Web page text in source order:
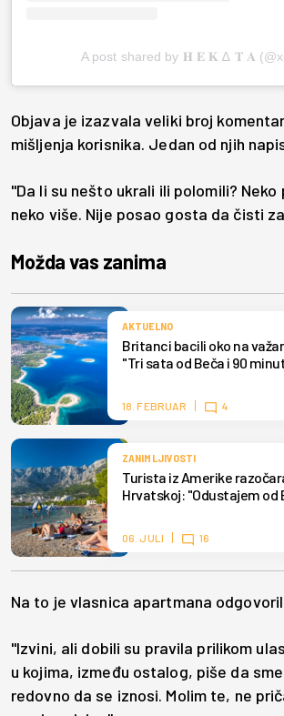
A post shared by 𝐇 𝐄 𝐊 ∆ 𝐓 𝐀
Objava je izazvala veliki broj
mišljenja korisnika. Jedan od njih
"Da li su nešto ukrali ili polomili? Neko
neko više. Nije posao gosta da čisti
Možda vas zanima
AKTUELNO
Britanci bacili oko na
"Tri sata od Beča i 90
18. FEBRUAR 4
ZANIMLJIVOSTI
Turista iz Amerike
Hrvatskoj: "Odustajem od
06. JULI 16
Na to je vlasnica apartmana
"Izvini, ali dobili su pravila prilikom
u kojima, između ostalog, piše da
redovno da se iznosi. Molim te, ne